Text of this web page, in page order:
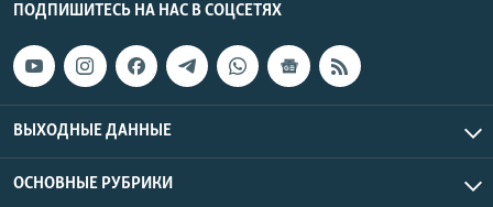
ПОДПИШИТЕСЬ НА НАС В СОЦСЕТЯХ
ВЫХОДНЫЕ ДАННЫЕ
ОСНОВНЫЕ РУБРИКИ